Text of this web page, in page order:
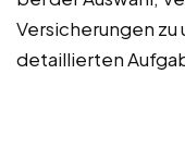
Versicherungen
detaillierten